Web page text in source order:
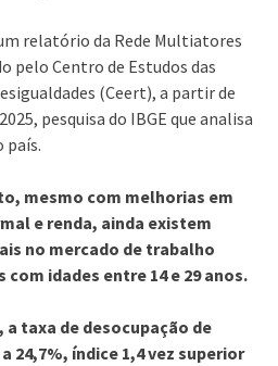
relatório da Rede Multiatores
pelo Centro de Estudos das
(Ceert), a partir de
pesquisa do IBGE que analisa
país.
mesmo com melhorias em
e renda, ainda existem
no mercado de trabalho
idades entre 14 e 29 anos.
a taxa de desocupação de
24,7%, índice 1,4 vez superior